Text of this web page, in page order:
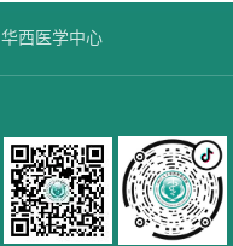
华西医学中心